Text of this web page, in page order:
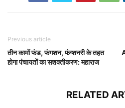
Previous article
तीन कामों फंड, फंगशन, फंग्शनरी के तहत
होगा पंचायतों का सशक्तीकरण: महाराज
RELATED